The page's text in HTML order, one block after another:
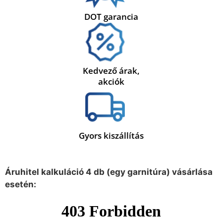
DOT garancia
Kedvező árak,
akciók
Gyors kiszállítás
Áruhitel kalkuláció 4 db (egy garnitúra) vásárlása
esetén: